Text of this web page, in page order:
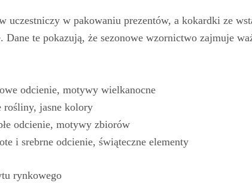
uczestniczy w pakowaniu prezentów, a kokardki ze
te pokazują, że sezonowe wzornictwo zajmuje
odcienie, motywy wielkanocne
rośliny, jasne kolory
odcienie, motywy zbiorów
i srebrne odcienie, świąteczne elementy
rynkowego